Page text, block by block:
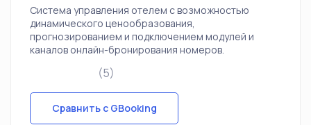
Система управления отелем с возможностью
динамического ценообразования,
прогнозированием и подключением модулей и
каналов онлайн-бронирования номеров.
(5)
Сравнить с GBooking